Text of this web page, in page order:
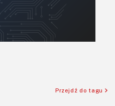
Przejdź do tagu